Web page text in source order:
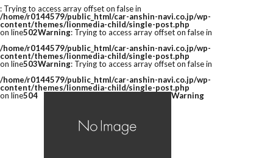
: Trying to access array offset on false in
/home/r0144579/public_html/car-anshin-navi.co.jp/wp-
content/themes/lionmedia-child/single-post.php
on line502Warning: Trying to access array offset on false in
/home/r0144579/public_html/car-anshin-navi.co.jp/wp-
content/themes/lionmedia-child/single-post.php
on line503Warning: Trying to access array offset on false in
/home/r0144579/public_html/car-anshin-navi.co.jp/wp-
content/themes/lionmedia-child/single-post.php
on line504 Warning